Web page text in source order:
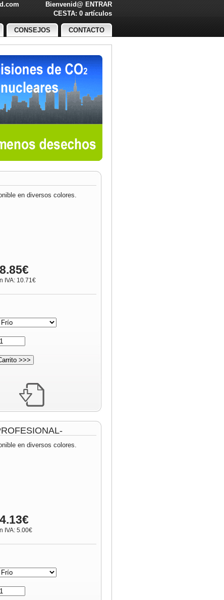
Bienvenid@ ENTRAR
CESTA: 0 artículos
CONSEJOS CONTACTO
en diversos colores.
IVA: 10.71€
en diversos colores.
IVA: 5.00€